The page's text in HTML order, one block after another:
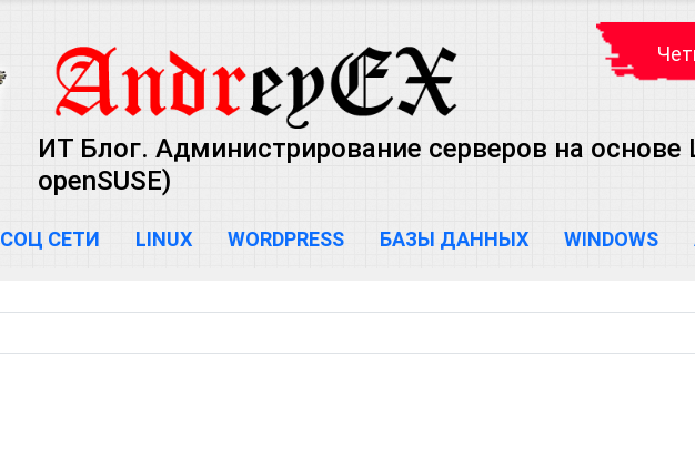
ИТ Блог. Администрирование серверов на основе
openSUSE)
СОЦ СЕТИ LINUX WORDPRESS БАЗЫ ДАННЫХ WINDOWS